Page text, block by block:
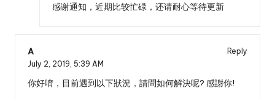
感谢通知，近期比较忙碌，还请耐心等待更新
A
Reply
July 2, 2019, 5:39 AM
你好唷，目前遇到以下狀況，請問如何解決呢? 感謝你!